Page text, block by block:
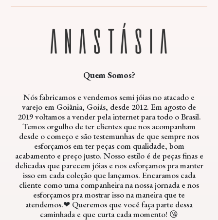
Quem Somos?
Nós fabricamos e vendemos semi jóias no atacado e
varejo em Goiânia, Goiás, desde 2012. Em agosto de
2019 voltamos a vender pela internet para todo o Brasil.
Temos orgulho de ter clientes que nos acompanham
desde o começo e são testemunhas de que sempre nos
esforçamos em ter peças com qualidade, bom
acabamento e preço justo. Nosso estilo é de peças finas e
delicadas que parecem jóias e nos esforçamos pra manter
isso em cada coleção que lançamos. Encaramos cada
cliente como uma companheira na nossa jornada e nos
esforçamos pra mostrar isso na maneira que te
atendemos.❤ Queremos que você faça parte dessa
caminhada e que curta cada momento! 😘